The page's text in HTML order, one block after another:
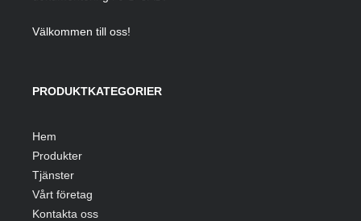
Välkommen till oss!
PRODUKTKATEGORIER
Hem
Produkter
Tjänster
Vårt företag
Kontakta oss